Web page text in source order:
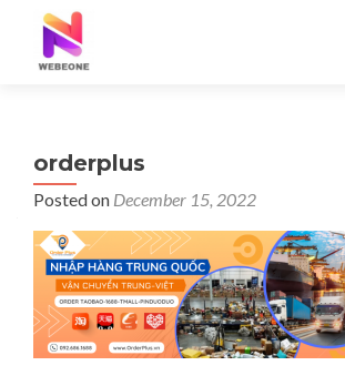
orderplus
Posted on December 15, 2022